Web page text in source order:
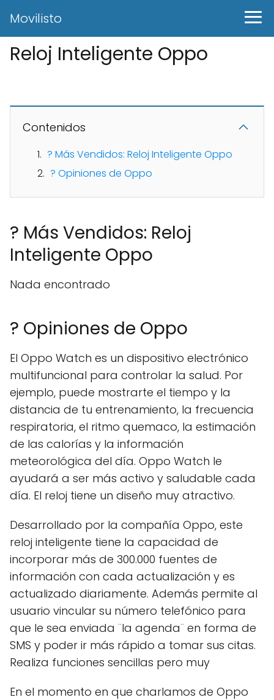
Movilisto
Reloj Inteligente Oppo
Contenidos
? Más Vendidos: Reloj Inteligente Oppo
? Opiniones de Oppo
? Más Vendidos: Reloj
Inteligente Oppo
Nada encontrado
? Opiniones de Oppo
El Oppo Watch es un dispositivo electrónico
multifuncional para controlar la salud. Por
ejemplo, puede mostrarte el tiempo y la
distancia de tu entrenamiento, la frecuencia
respiratoria, el ritmo quemaco, la estimación
de las calorías y la información
meteorológica del día. Oppo Watch le
ayudará a ser más activo y saludable cada
día. El reloj tiene un diseño muy atractivo.
Desarrollado por la compañía Oppo, este
reloj inteligente tiene la capacidad de
incorporar más de 300.000 fuentes de
información con cada actualización y es
actualizado diariamente. Además permite al
usuario vincular su número telefónico para
que le sea enviada ¨la agenda¨ en forma de
SMS y poder ir más rápido a tomar sus citas.
Realiza funciones sencillas pero muy
En el momento en que charlamos de Oppo